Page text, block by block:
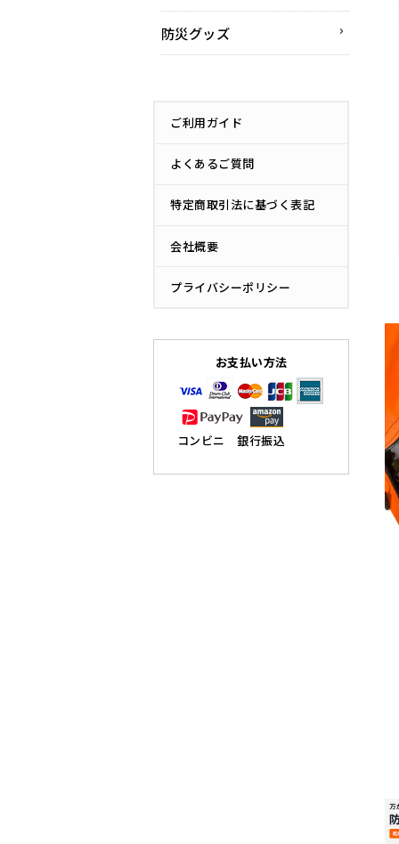
防災グッズ
ご利用ガイド
よくあるご質問
特定商取引法に基づく表記
会社概要
プライバシーポリシー
お支払い方法
コンビニ 銀行振込